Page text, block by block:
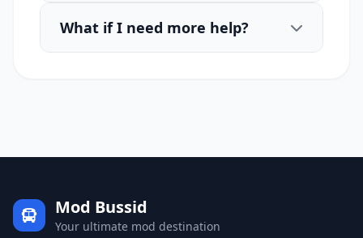
What if I need more help?
Mod Bussid
Your ultimate mod destination